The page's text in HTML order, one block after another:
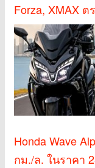
Forza, XMAX ต
Honda Wave
กม./ล. ในราคา